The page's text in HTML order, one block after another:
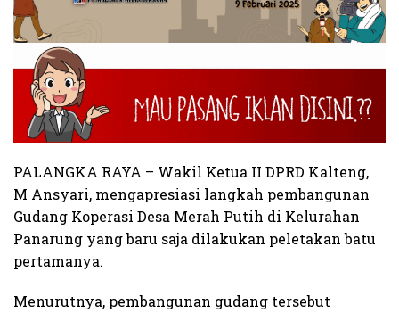
PALANGKA RAYA – Wakil Ketua II DPRD Kalteng,
M Ansyari, mengapresiasi langkah pembangunan
Gudang Koperasi Desa Merah Putih di Kelurahan
Panarung yang baru saja dilakukan peletakan batu
pertamanya.
Menurutnya, pembangunan gudang tersebut